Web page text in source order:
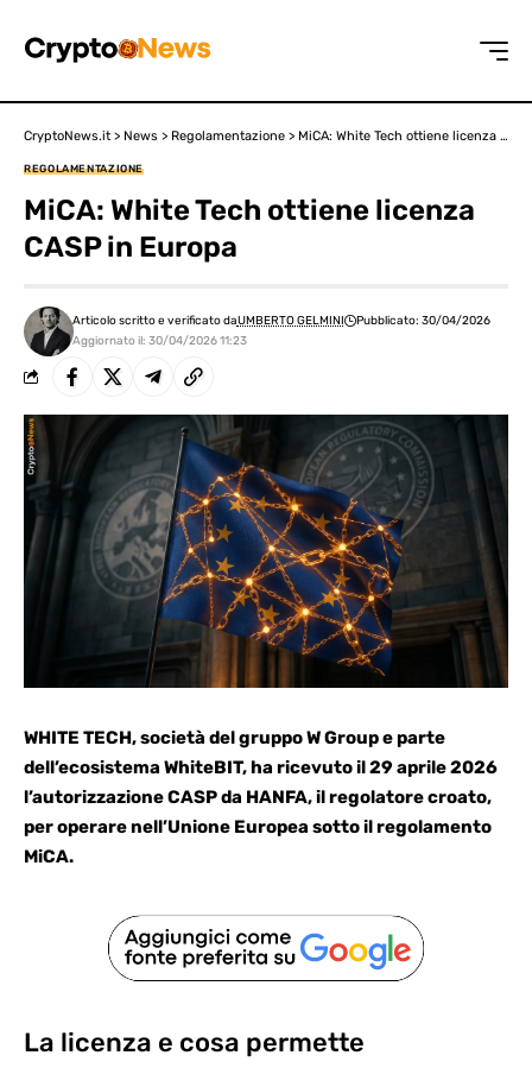
CryptoNews.it > News > Regolamentazione > MiCA: White Tech ottiene licenza CASP in Europa
REGOLAMENTAZIONE
MiCA: White Tech ottiene licenza
CASP in Europa
Aggiornato il: 30/04/2026 11:23
Articolo scritto e verificato daUMBERTO GELMINI Pubblicato: 30/04/2026
WHITE TECH, società del gruppo W Group e parte
dell’ecosistema WhiteBIT, ha ricevuto il 29 aprile 2026
l’autorizzazione CASP da HANFA, il regolatore croato,
per operare nell’Unione Europea sotto il regolamento
MiCA.
La licenza e cosa permette